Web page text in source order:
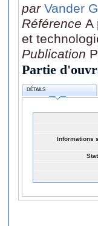
par Vander
Référence A
et
Publication
Partie
DÉTAILS
Informations